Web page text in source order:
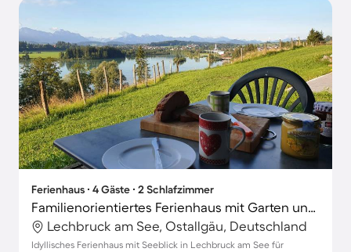
Ferienhaus ∙ 4 Gäste ∙ 2 Schlafzimmer
Familienorientiertes Ferienhaus mit Garten und Terrasse | Gartenblick
Lechbruck am See, Ostallgäu, Deutschland
Idyllisches Ferienhaus mit Seeblick in Lechbruck am See für